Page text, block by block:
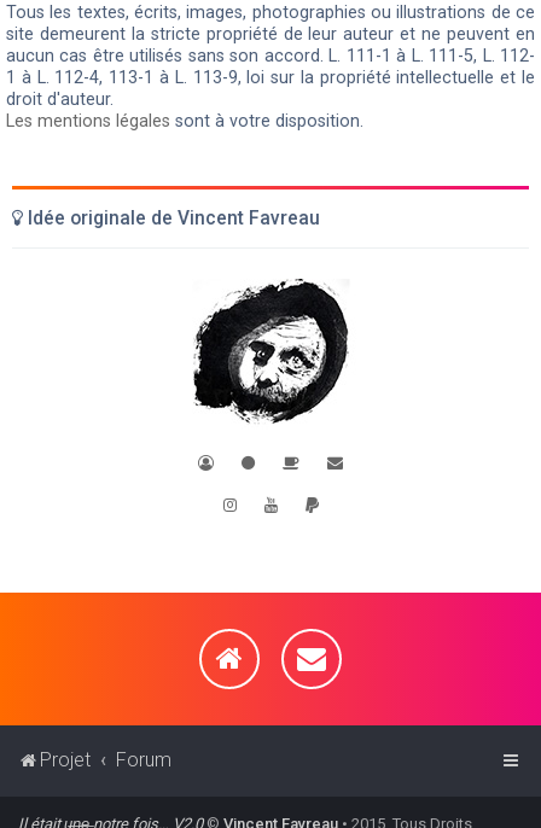
Tous les textes, écrits, images, photographies ou illustrations de ce
site demeurent la stricte propriété de leur auteur et ne peuvent en
aucun cas être utilisés sans son accord. L. 111-1 à L. 111-5, L. 112-
1 à L. 112-4, 113-1 à L. 113-9, loi sur la propriété intellectuelle et le
droit d'auteur.
Les mentions légales sont à votre disposition.
Idée originale de Vincent Favreau
Projet Forum
Il était u̶n̶e̶ notre fois… V2.0 © Vincent Favreau • 2015. Tous Droits